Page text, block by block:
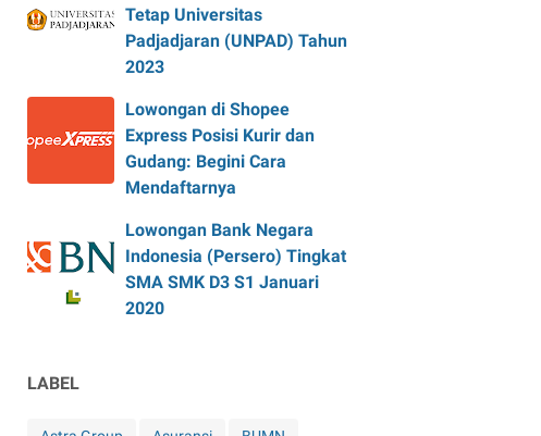
Tetap Universitas
Padjadjaran (UNPAD) Tahun
2023
Lowongan di Shopee
Express Posisi Kurir dan
Gudang: Begini Cara
Mendaftarnya
Lowongan Bank Negara
Indonesia (Persero) Tingkat
SMA SMK D3 S1 Januari
2020
LABEL